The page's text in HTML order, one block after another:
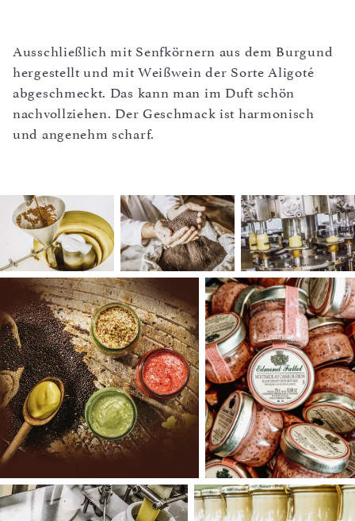
Ausschließlich mit Senfkörnern aus dem Burgund
hergestellt und mit Weißwein der Sorte Aligoté
abgeschmeckt. Das kann man im Duft schön
nachvollziehen. Der Geschmack ist harmonisch
und angenehm scharf.